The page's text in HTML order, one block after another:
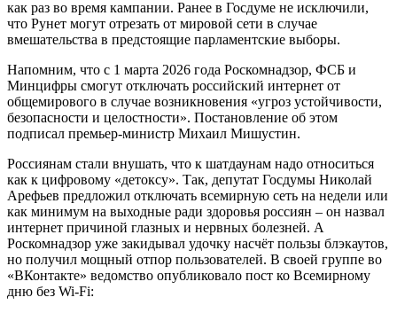
как раз во время кампании. Ранее в Госдуме не исключили,
что Рунет могут отрезать от мировой сети в случае
вмешательства в предстоящие парламентские выборы.
Напомним, что с 1 марта 2026 года Роскомнадзор, ФСБ и
Минцифры смогут отключать российский интернет от
общемирового в случае возникновения «угроз устойчивости,
безопасности и целостности». Постановление об этом
подписал премьер-министр Михаил Мишустин.
Россиянам стали внушать, что к шатдаунам надо относиться
как к цифровому «детоксу». Так, депутат Госдумы Николай
Арефьев предложил отключать всемирную сеть на недели или
как минимум на выходные ради здоровья россиян – он назвал
интернет причиной глазных и нервных болезней. А
Роскомнадзор уже закидывал удочку насчёт пользы блэкаутов,
но получил мощный отпор пользователей. В своей группе во
«ВКонтакте» ведомство опубликовало пост ко Всемирному
дню без Wi-Fi: